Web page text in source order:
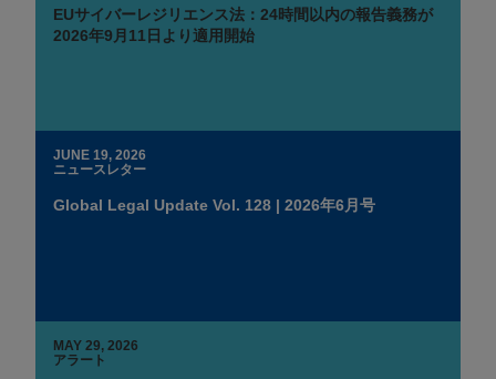
EUサイバーレジリエンス法：24時間以内の報告義務が
2026年9月11日より適用開始
JUNE 19, 2026
ニュースレター
Global Legal Update Vol. 128 | 2026年6月号
MAY 29, 2026
アラート